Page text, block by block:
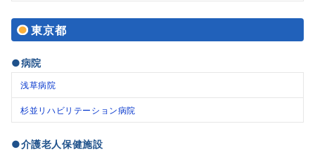
東京都
●病院
浅草病院
杉並リハビリテーション病院
●介護老人保健施設